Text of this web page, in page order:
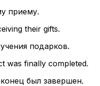
приему.
their gifts.
подарков.
was finally completed.
был завершен.